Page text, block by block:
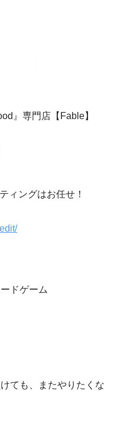
』専門店【Fable】
ィングはお任せ！
ドゲーム
ても、またやりたくな